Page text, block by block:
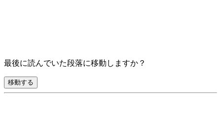
最後に読んでいた段落に移動しますか？
移動する